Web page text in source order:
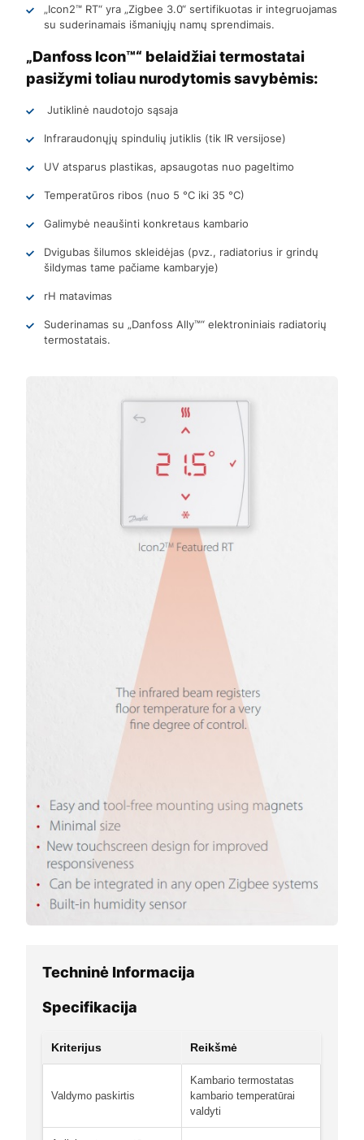
„Icon2™ RT“ yra „Zigbee 3.0“ sertifikuotas ir integruojamas
su suderinamais išmaniųjų namų sprendimais.
„Danfoss Icon™“ belaidžiai termostatai
pasižymi toliau nurodytomis savybėmis:
Jutiklinė naudotojo sąsaja
Infraraudonųjų spindulių jutiklis (tik IR versijose)
UV atsparus plastikas, apsaugotas nuo pageltimo
Temperatūros ribos (nuo 5 °C iki 35 °C)
Galimybė neaušinti konkretaus kambario
Dvigubas šilumos skleidėjas (pvz., radiatorius ir grindų
šildymas tame pačiame kambaryje)
rH matavimas
Suderinamas su „Danfoss Ally™“ elektroniniais radiatorių
termostatais.
Techninė Informacija
Specifikacija
Kriterijus Reikšmė
Valdymo paskirtis
Kambario termostatas
kambario temperatūrai
valdyti